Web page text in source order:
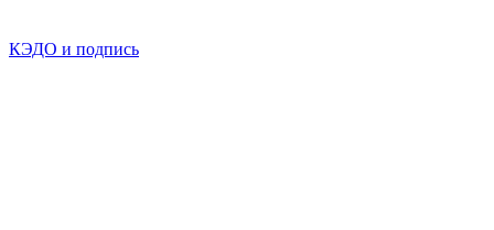
КЭДО и подпись